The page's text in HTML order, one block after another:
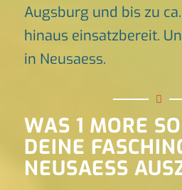
Augsburg und bis zu
hinaus einsatzbereit.
in Neusaess.
WAS 1 MORE
DEINE
NEUSAESS